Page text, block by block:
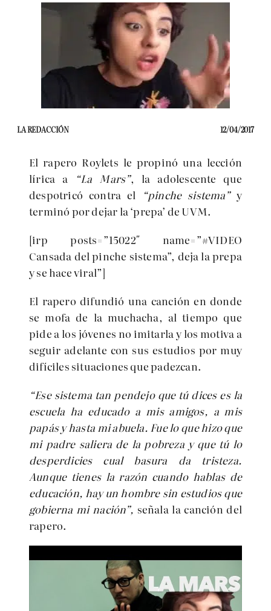
LA REDACCIÓN 12/04/2017
El rapero Roylets le propinó una lección
lírica a
“La Mars”, la adolescente que
despotricó contra el “pinche sistema”y
terminó por dejar la ‘prepa’ de UVM.
[irp posts=”15022″ name=”#VIDEO
Cansada del pinche sistema”, deja la prepa
y se hace viral”]
El rapero difundió una canción en donde
se mofa de la muchacha, al tiempo que
pide a los jóvenes no imitarla y los motiva a
seguir adelante con sus estudios por muy
difíciles situaciones que padezcan.
“Ese sistema tan pendejo que tú dices es la
escuela ha educado a mis amigos, a mis
papás y hasta mi abuela. Fue lo que hizo que
mi padre saliera de la pobreza y que tú lo
desperdicies cual basura da tristeza.
Aunque tienes la razón cuando hablas de
educación, hay un hombre sin estudios que
gobierna mi nación”, señala la canción del
rapero.